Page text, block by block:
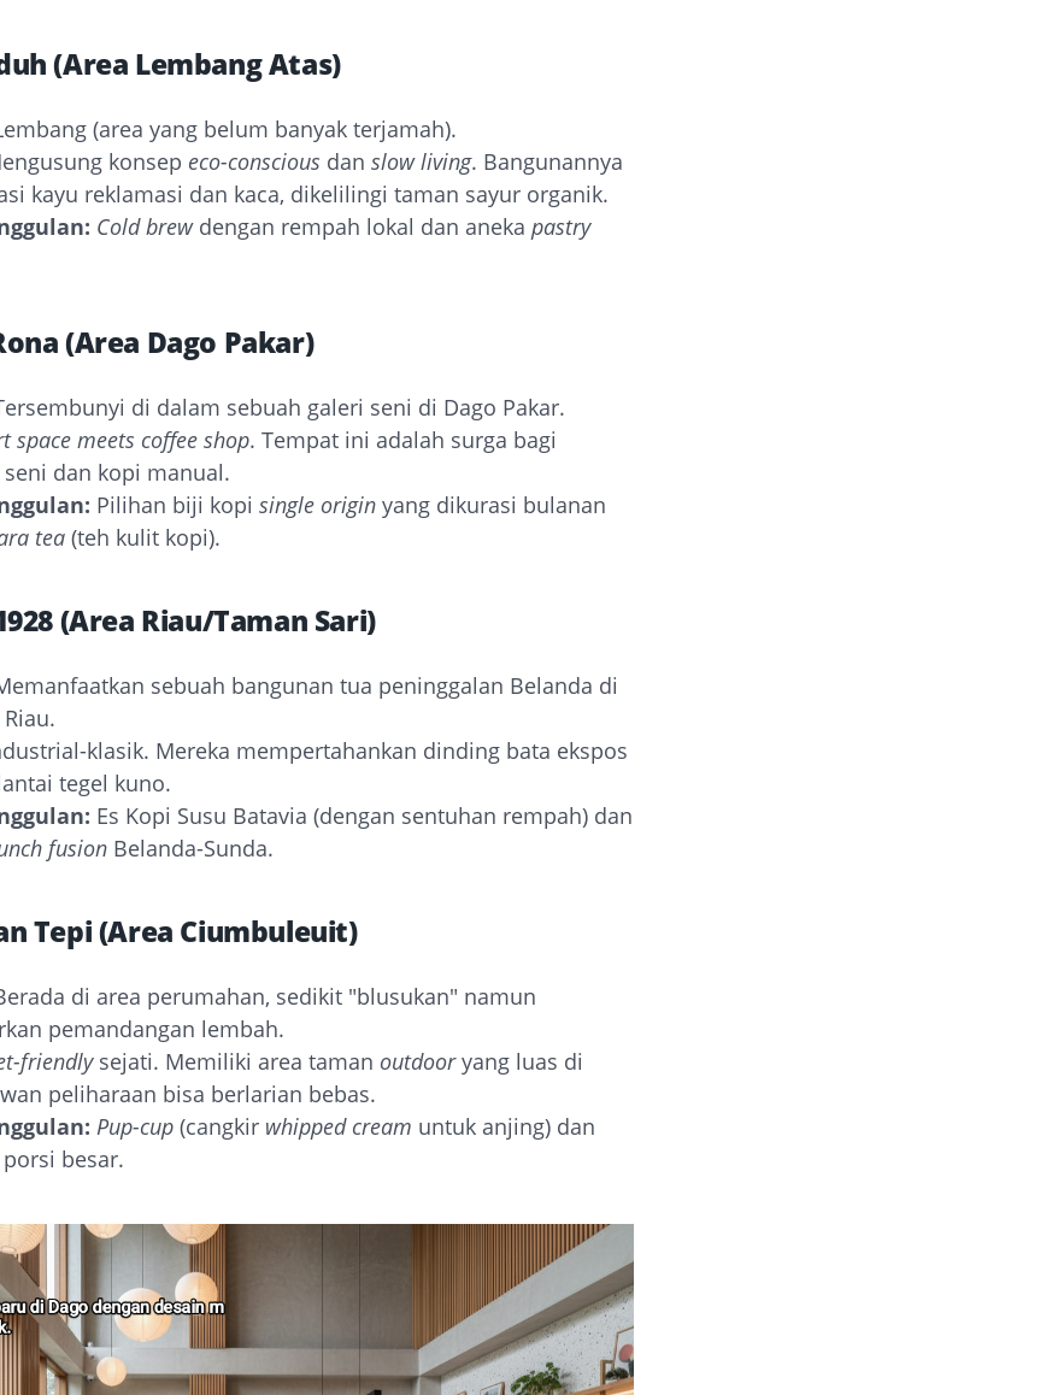
(Area Lembang Atas)
(area yang belum banyak terjamah).
konsep eco-conscious dan slow living. Bangunannya
kayu reklamasi dan kaca, dikelilingi taman sayur organik.
Cold brewdengan rempah lokal dan aneka pastry
(Area Dago Pakar)
di dalam sebuah galeri seni di Dago Pakar.
space meets coffee shop. Tempat ini adalah surga bagi
dan kopi manual.
Pilihan biji kopi single origin yang dikurasi bulanan
tea (teh kulit kopi).
(Area Riau/Taman Sari)
sebuah bangunan tua peninggalan Belanda di
klasik. Mereka mempertahankan dinding bata ekspos
tegel kuno.
Es Kopi Susu Batavia (dengan sentuhan rempah) dan
fusion Belanda-Sunda.
Tepi (Area Ciumbuleuit)
di area perumahan, sedikit "blusukan" namun
pemandangan lembah.
friendlysejati. Memiliki area taman outdooryang luas di
peliharaan bisa berlarian bebas.
Pup-cup (cangkir whipped cream untuk anjing) dan
porsi besar.